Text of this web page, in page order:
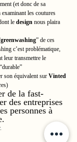
(et donc de sa
les coutures
le design nous plaira
greenwashing” de ces
c’est problématique,
leur transmettre le
son équivalent sur Vinted
de la fast-
des entreprises
personnes à